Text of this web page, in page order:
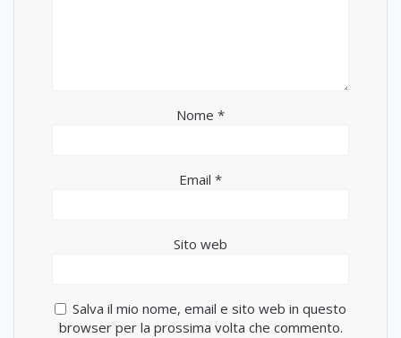
Nome *
Email *
Sito web
Salva il mio nome, email e sito web in questo
browser per la prossima volta che commento.